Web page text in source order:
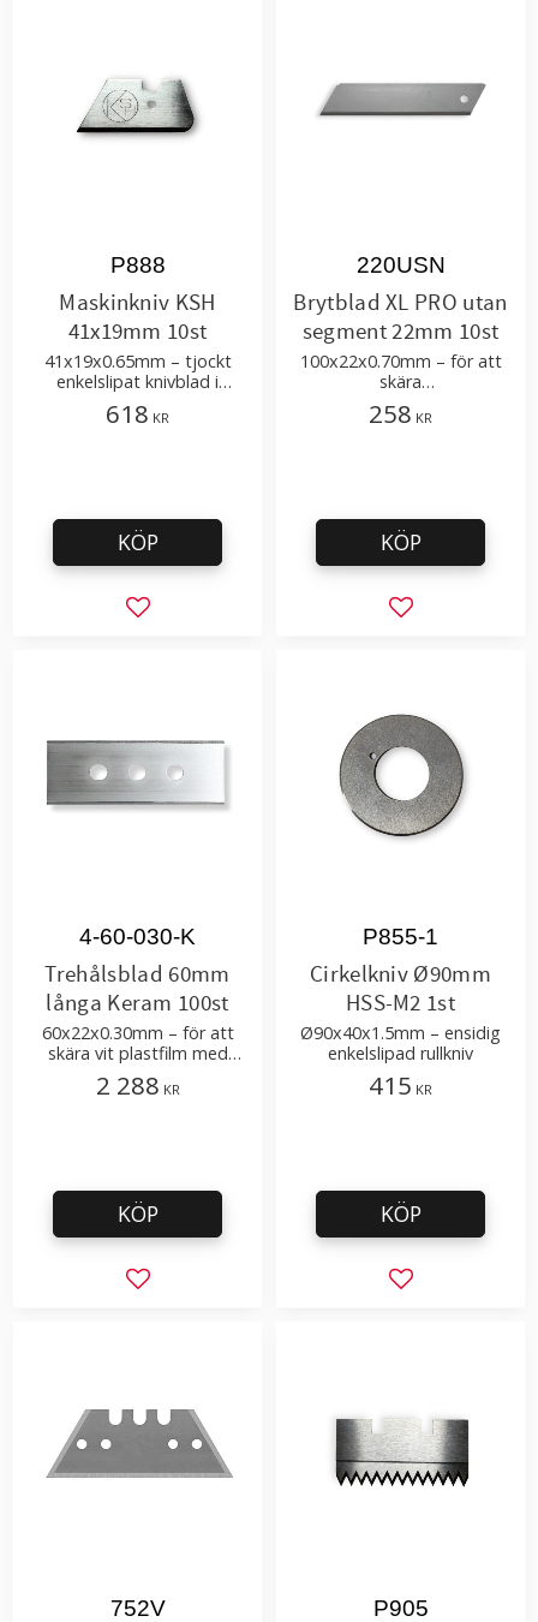
Maskinkniv KSH
41x19mm 10st
41x19x0.65mm – tjockt
enkelslipat knivblad i
kvalitetsstål
P888
618 KR
Lägg till i favoriter
KÖP
Brytblad XL PRO utan
segment 22mm 10st
100x22x0.70mm – för att
skära
golvmaterial, polyuretan,
elastomerer,
220USN
258 KR
Lägg till i
KÖP
Trehålsblad 60mm
långa Keram 100st
60x22x0.30mm – för att
skära vit plastfilm med
tillsatser
4-60-030-K
2 288 KR
Lägg till i favoriter
KÖP
Cirkelkniv Ø90mm
HSS-M2 1st
Ø90x40x1.5mm – ensidig
enkelslipad rullkniv
P855-1
415 KR
Lägg till i
KÖP
752V P905